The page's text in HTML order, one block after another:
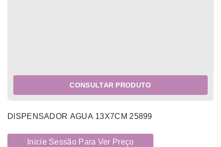
CONSULTAR PRODUTO
DISPENSADOR AGUA 13X7CM 25899
Inicie Sessão Para Ver Preço